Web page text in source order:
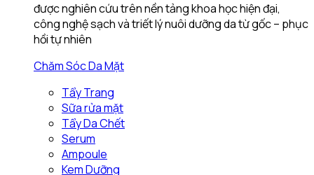
được nghiên cứu trên nền tảng khoa học hiện đại,
công nghệ sạch và triết lý nuôi dưỡng da từ gốc – phục
hồi tự nhiên
Chăm Sóc Da Mặt
Tẩy Trang
Sữa rửa mặt
Tẩy Da Chết
Serum
Ampoule
Kem Dưỡng